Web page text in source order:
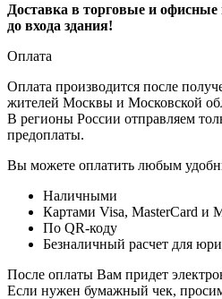
Доставка в торговые и
до входа здания!
Оплата
Оплата производится после
жителей Москвы и Московской
В регионы России отправляем
предоплаты.
Вы можете оплатить любым
Наличными
Картами Visa, MasterCard и
По QR-коду
Безналичный расчет для
После оплаты Вам придет
Если нужен бумажный чек,